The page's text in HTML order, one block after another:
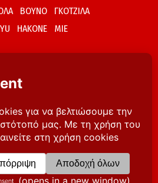
ΒΟΥΝΟ
ΓΚΟΤΖΙΛΑ
HAKONE MIE